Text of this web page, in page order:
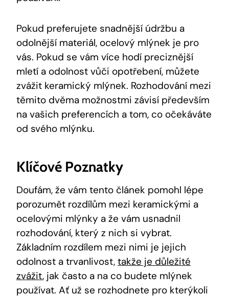
Pokud preferujete snadnější údržbu a
odolnější materiál, ocelový mlýnek je pro
vás. Pokud se vám více hodí preciznější
mletí a odolnost vůči opotřebení, můžete
zvážit keramický mlýnek. Rozhodování mezi
těmito dvěma možnostmi závisí především
na vašich preferencích a tom, co očekáváte
od svého mlýnku.
Klíčové Poznatky
Doufám, že vám tento článek pomohl lépe
porozumět rozdílům mezi keramickými a
ocelovými mlýnky a že vám usnadnil
rozhodování, který z nich si vybrat.
Základním rozdílem mezi nimi je jejich
odolnost a trvanlivost, takže je důležité
zvážit, jak často a na co budete mlýnek
používat. Ať už se rozhodnete pro kterýkoli